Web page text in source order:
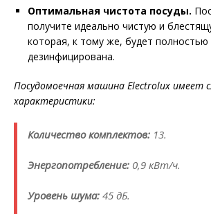
Оптимальная чистота посуды.
получите идеально чистую и
которая, к тому же, будет полностью
дезинфицирована.
Посудомоечная машина Electrolux имеет
характеристики:
Количество комплектов: 13.
Энергопотребление: 0,9 кВт/ч.
Уровень шума: 45 дБ.